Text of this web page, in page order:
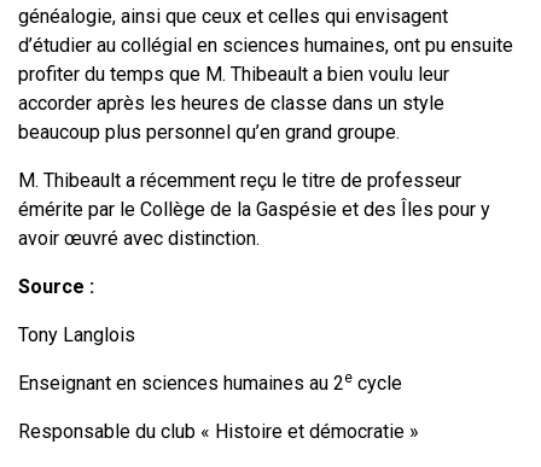
généalogie, ainsi que ceux et celles qui envisagent
d’étudier au collégial en sciences humaines, ont pu ensuite
profiter du temps que M. Thibeault a bien voulu leur
accorder après les heures de classe dans un style
beaucoup plus personnel qu’en grand groupe.
M. Thibeault a récemment reçu le titre de professeur
émérite par le Collège de la Gaspésie et des Îles pour y
avoir œuvré avec distinction.
Source :
Tony Langlois
Enseignant en sciences humaines au 2e cycle
Responsable du club « Histoire et démocratie »